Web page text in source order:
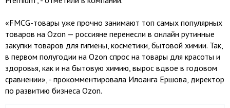
«FMCG-товары уже прочно занимают топ самых популярных
товаров на Ozon — россияне перенесли в онлайн рутинные
закупки товаров для гигиены, косметики, бытовой химии. Так,
в первом полугодии на Ozon спрос на товары для красоты и
здоровья, как и на бытовую химию, вырос вдвое в годовом
сравнении», - прокомментировала Илоанга Ершова, директор
по развитию бизнеса Ozon.